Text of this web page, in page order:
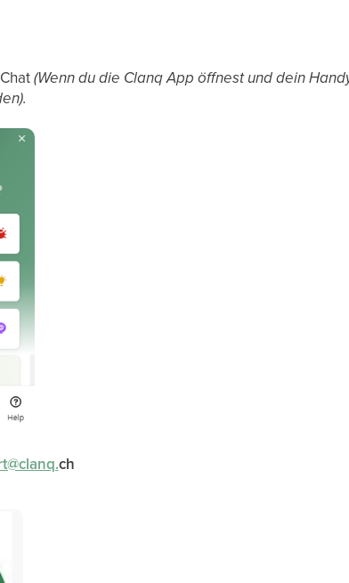
(Wenn du die Clanq App öffnest und dein
ch